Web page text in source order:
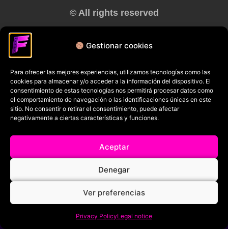
Gestionar cookies
Para ofrecer las mejores experiencias, utilizamos tecnologías como las
cookies para almacenar y/o acceder a la información del dispositivo. El
consentimiento de estas tecnologías nos permitirá procesar datos como
el comportamiento de navegación o las identificaciones únicas en este
sitio. No consentir o retirar el consentimiento, puede afectar
negativamente a ciertas características y funciones.
Aceptar
Denegar
Ver preferencias
Privacy PolicyLegal notice
© All rights reserved